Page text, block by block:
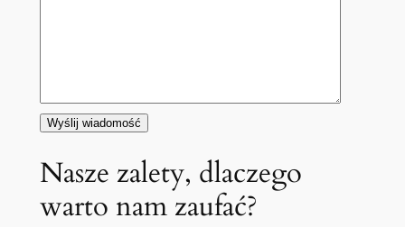
Nasze zalety, dlaczego
warto nam zaufać?